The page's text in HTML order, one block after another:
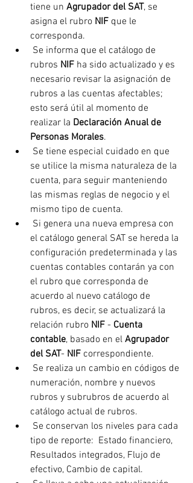
tiene un Agrupador del SAT, se
asigna el rubro NIF que le
corresponda.
rubros NIF ha sido actualizado y es
necesario revisar la asignación de
rubros a las cuentas afectables;
esto será útil al momento de
realizar la Declaración Anual de
Personas Morales.
se utilice la misma naturaleza de la
cuenta, para seguir manteniendo
las mismas reglas de negocio y el
mismo tipo de cuenta.
el catálogo general SAT se hereda la
configuración predeterminada y las
cuentas contables contarán ya con
el rubro que corresponda de
acuerdo al nuevo catálogo de
rubros, es decir, se actualizará la
relación rubro NIF - Cuenta
contable, basado en el Agrupador
del SAT- NIF correspondiente.
numeración, nombre y nuevos
rubros y subrubros de acuerdo al
catálogo actual de rubros.
tipo de reporte:  Estado financiero,
Resultados integrados, Flujo de
efectivo, Cambio de capital.